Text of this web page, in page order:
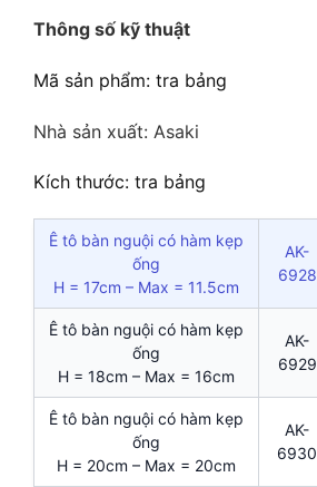
Thông số kỹ thuật
Mã sản phẩm: tra bảng
Nhà sản xuất: Asaki
Kích thước: tra bảng
Ê tô bàn nguội có hàm kẹp
ống
H = 17cm – Max = 11.5cm
AK-
6928
Ê tô bàn nguội có hàm kẹp
ống
H = 18cm – Max = 16cm
AK-
6929
Ê tô bàn nguội có hàm kẹp
ống
H = 20cm – Max = 20cm
AK-
6930